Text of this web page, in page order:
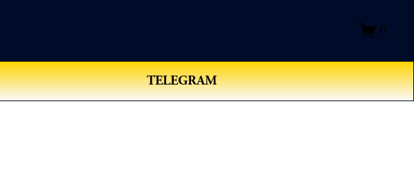
0
TELEGRAM